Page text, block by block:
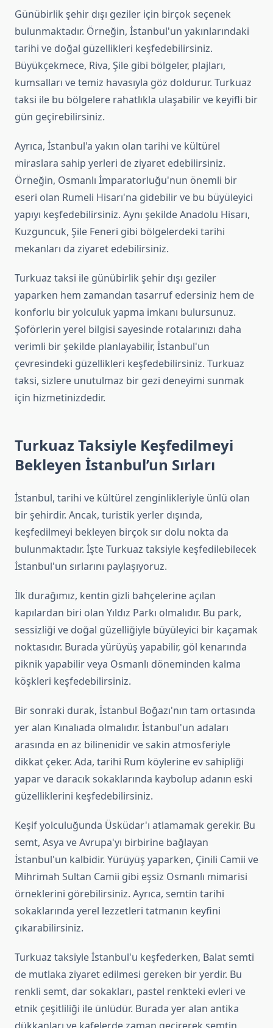
Günübirlik şehir dışı geziler için birçok seçenek
bulunmaktadır. Örneğin, İstanbul'un yakınlarındaki
tarihi ve doğal güzellikleri keşfedebilirsiniz.
Büyükçekmece, Riva, Şile gibi bölgeler, plajları,
kumsalları ve temiz havasıyla göz doldurur. Turkuaz
taksi ile bu bölgelere rahatlıkla ulaşabilir ve keyifli bir
gün geçirebilirsiniz.
Ayrıca, İstanbul'a yakın olan tarihi ve kültürel
miraslara sahip yerleri de ziyaret edebilirsiniz.
Örneğin, Osmanlı İmparatorluğu'nun önemli bir
eseri olan Rumeli Hisarı'na gidebilir ve bu büyüleyici
yapıyı keşfedebilirsiniz. Aynı şekilde Anadolu Hisarı,
Kuzguncuk, Şile Feneri gibi bölgelerdeki tarihi
mekanları da ziyaret edebilirsiniz.
Turkuaz taksi ile günübirlik şehir dışı geziler
yaparken hem zamandan tasarruf edersiniz hem de
konforlu bir yolculuk yapma imkanı bulursunuz.
Şoförlerin yerel bilgisi sayesinde rotalarınızı daha
verimli bir şekilde planlayabilir, İstanbul'un
çevresindeki güzellikleri keşfedebilirsiniz. Turkuaz
taksi, sizlere unutulmaz bir gezi deneyimi sunmak
için hizmetinizdedir.
Turkuaz Taksiyle Keşfedilmeyi
Bekleyen İstanbul’un Sırları
İstanbul, tarihi ve kültürel zenginlikleriyle ünlü olan
bir şehirdir. Ancak, turistik yerler dışında,
keşfedilmeyi bekleyen birçok sır dolu nokta da
bulunmaktadır. İşte Turkuaz taksiyle keşfedilebilecek
İstanbul'un sırlarını paylaşıyoruz.
İlk durağımız, kentin gizli bahçelerine açılan
kapılardan biri olan Yıldız Parkı olmalıdır. Bu park,
sessizliği ve doğal güzelliğiyle büyüleyici bir kaçamak
noktasıdır. Burada yürüyüş yapabilir, göl kenarında
piknik yapabilir veya Osmanlı döneminden kalma
köşkleri keşfedebilirsiniz.
Bir sonraki durak, İstanbul Boğazı'nın tam ortasında
yer alan Kınalıada olmalıdır. İstanbul'un adaları
arasında en az bilinenidir ve sakin atmosferiyle
dikkat çeker. Ada, tarihi Rum köylerine ev sahipliği
yapar ve daracık sokaklarında kaybolup adanın eski
güzelliklerini keşfedebilirsiniz.
Keşif yolculuğunda Üsküdar'ı atlamamak gerekir. Bu
semt, Asya ve Avrupa'yı birbirine bağlayan
İstanbul'un kalbidir. Yürüyüş yaparken, Çinili Camii ve
Mihrimah Sultan Camii gibi eşsiz Osmanlı mimarisi
örneklerini görebilirsiniz. Ayrıca, semtin tarihi
sokaklarında yerel lezzetleri tatmanın keyfini
çıkarabilirsiniz.
Turkuaz taksiyle İstanbul'u keşfederken, Balat semti
de mutlaka ziyaret edilmesi gereken bir yerdir. Bu
renkli semt, dar sokakları, pastel renkteki evleri ve
etnik çeşitliliği ile ünlüdür. Burada yer alan antika